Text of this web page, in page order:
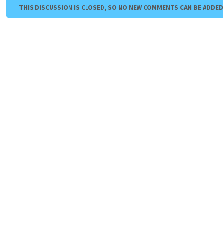
THIS DISCUSSION IS CLOSED, SO NO NEW COMMENTS CAN BE ADDED